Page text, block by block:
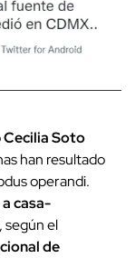
Cecilia Soto
han resultado
operandi.
casa-
según el
de